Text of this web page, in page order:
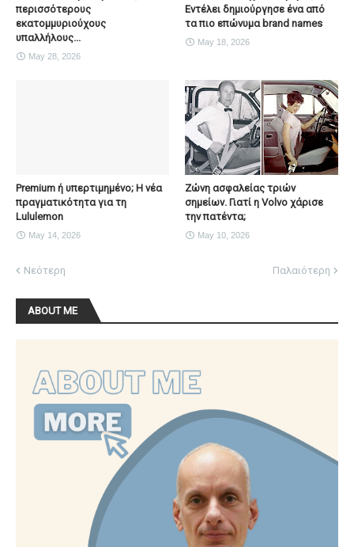
περισσότερους
εκατομμυριούχους
υπαλλήλους...
May 28, 2026
Εντέλει δημιούργησε ένα από
τα πιο επώνυμα brand names
May 18, 2026
Premium ή υπερτιμημένο; Η νέα
πραγματικότητα για τη
Lululemon
May 14, 2026
Ζώνη ασφαλείας τριών
σημείων. Γιατί η Volvo χάρισε
την πατέντα;
May 10, 2026
Νεότερη Παλαιότερη
ABOUT ME